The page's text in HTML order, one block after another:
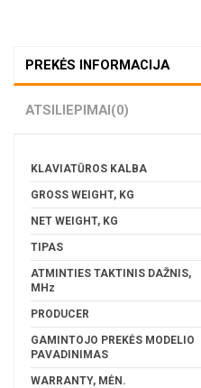
PREKĖS INFORMACIJA
ATSILIEPIMAI(0)
KLAVIATŪROS KALBA
GROSS WEIGHT, KG
NET WEIGHT, KG
TIPAS
ATMINTIES TAKTINIS DAŽNIS,
MHz
PRODUCER
GAMINTOJO PREKĖS MODELIO
PAVADINIMAS
WARRANTY, MĖN.